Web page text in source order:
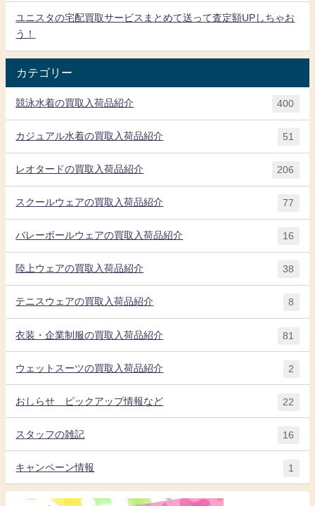
ユニスタの宅配買取サービスまとめて送って査定額UPしちゃお
う！
カテゴリー
競泳水着の買取入荷品紹介 400
カジュアル水着の買取入荷品紹介 51
レオタードの買取入荷品紹介 206
スクールウェアの買取入荷品紹介 77
バレーボールウェアの買取入荷品紹介 16
陸上ウェアの買取入荷品紹介 38
テニスウェアの買取入荷品紹介 8
衣装・企業制服の買取入荷品紹介 81
ウェットスーツの買取入荷品紹介 2
おしらせ ピックアップ情報など 22
スタッフの雑記 16
キャンペーン情報 1